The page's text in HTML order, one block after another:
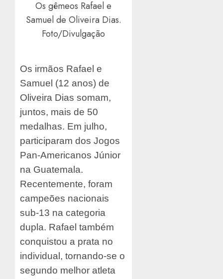
Os gêmeos Rafael e
Samuel de Oliveira Dias.
Foto/Divulgação
Os irmãos Rafael e
Samuel (12 anos) de
Oliveira Dias somam,
juntos, mais de 50
medalhas. Em julho,
participaram dos Jogos
Pan-Americanos Júnior
na Guatemala.
Recentemente, foram
campeões nacionais
sub-13 na categoria
dupla. Rafael também
conquistou a prata no
individual, tornando-se o
segundo melhor atleta